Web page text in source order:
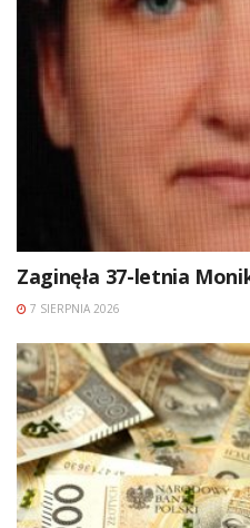
Zaginęła 37-letnia
7 SIERPNIA 2026